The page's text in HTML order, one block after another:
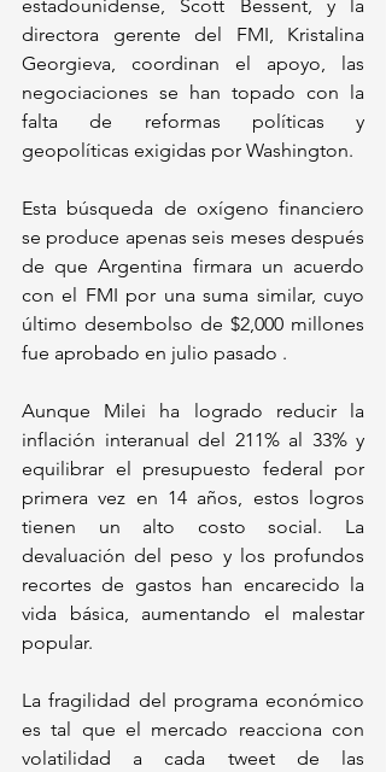
estadounidense, Scott Bessent, y la
directora gerente del FMI, Kristalina
Georgieva, coordinan el apoyo, las
negociaciones se han topado con la
falta de reformas políticas y
geopolíticas exigidas por Washington.
Esta búsqueda de oxígeno financiero
se produce apenas seis meses después
de que Argentina firmara un acuerdo
con el FMI por una suma similar, cuyo
último desembolso de $2,000 millones
fue aprobado en julio pasado .
Aunque Milei ha logrado reducir la
inflación interanual del 211% al 33% y
equilibrar el presupuesto federal por
primera vez en 14 años, estos logros
tienen un alto costo social. La
devaluación del peso y los profundos
recortes de gastos han encarecido la
vida básica, aumentando el malestar
popular.
La fragilidad del programa económico
es tal que el mercado reacciona con
volatilidad a cada tweet de las